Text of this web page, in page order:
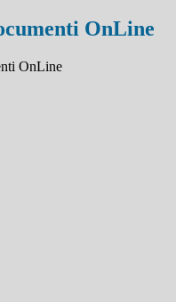
OnLine
OnLine